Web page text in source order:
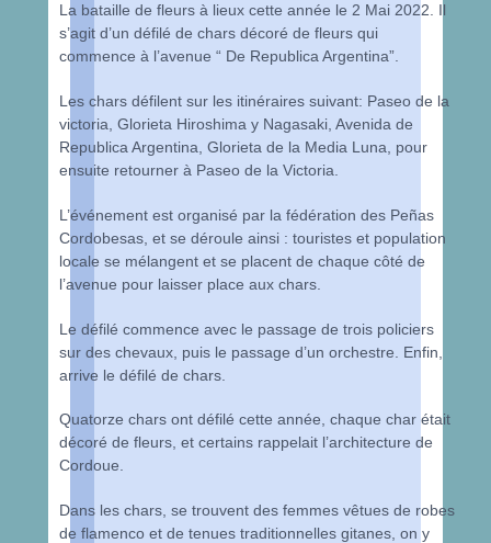
La bataille de fleurs à lieux cette année le 2 Mai 2022. Il
s’agit d’un défilé de chars décoré de fleurs qui
commence à l’avenue “ De Republica Argentina”.
Les chars défilent sur les itinéraires suivant: Paseo de la
victoria, Glorieta Hiroshima y Nagasaki, Avenida de
Republica Argentina, Glorieta de la Media Luna, pour
ensuite retourner à Paseo de la Victoria.
L’événement est organisé par la fédération des Peñas
Cordobesas, et se déroule ainsi : touristes et population
locale se mélangent et se placent de chaque côté de
l’avenue pour laisser place aux chars.
Le défilé commence avec le passage de trois policiers
sur des chevaux, puis le passage d’un orchestre. Enfin,
arrive le défilé de chars.
Quatorze chars ont défilé cette année, chaque char était
décoré de fleurs, et certains rappelait l’architecture de
Cordoue.
Dans les chars, se trouvent des femmes vêtues de robes
de flamenco et de tenues traditionnelles gitanes, on y